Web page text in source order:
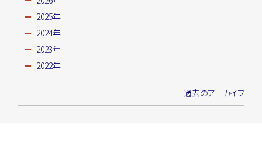
2025年
2024年
2023年
2022年
過去のアーカイブ